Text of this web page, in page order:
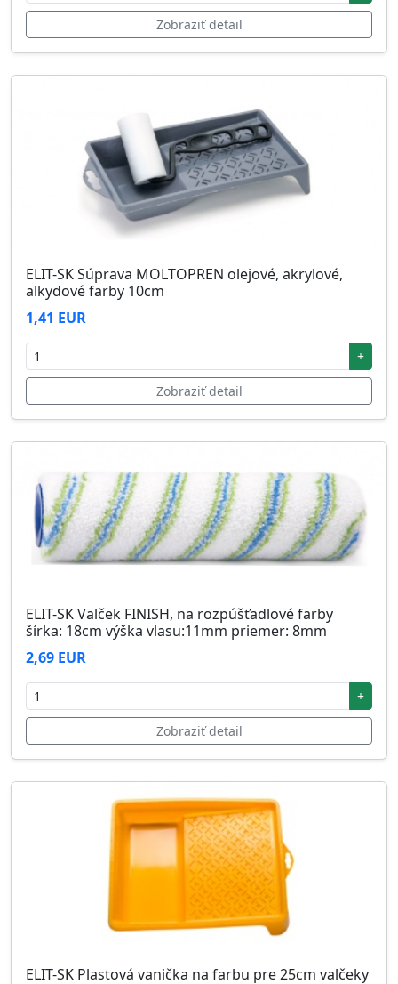
Zobraziť detail
ELIT-SK Súprava MOLTOPREN olejové, akrylové,
alkydové farby 10cm
1,41 EUR
+
Zobraziť detail
ELIT-SK Valček FINISH, na rozpúšťadlové farby
šírka: 18cm výška vlasu:11mm priemer: 8mm
2,69 EUR
+
Zobraziť detail
ELIT-SK Plastová vanička na farbu pre 25cm valčeky